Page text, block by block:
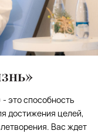
это способность
достижения целей,
Вас ждет